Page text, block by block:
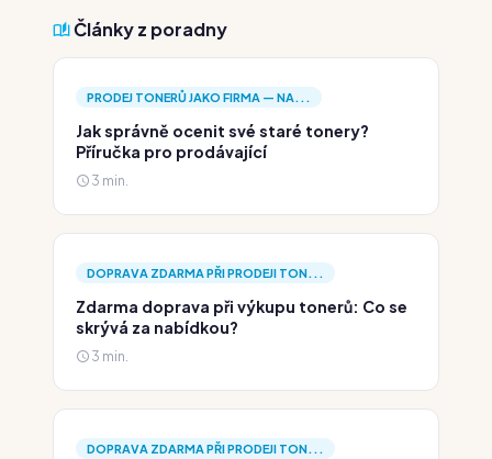
Články z poradny
PRODEJ TONERŮ JAKO FIRMA — NA...
Jak správně ocenit své staré tonery?
Příručka pro prodávající
3 min.
DOPRAVA ZDARMA PŘI PRODEJI TON...
Zdarma doprava při výkupu tonerů: Co se
skrývá za nabídkou?
3 min.
DOPRAVA ZDARMA PŘI PRODEJI TON...